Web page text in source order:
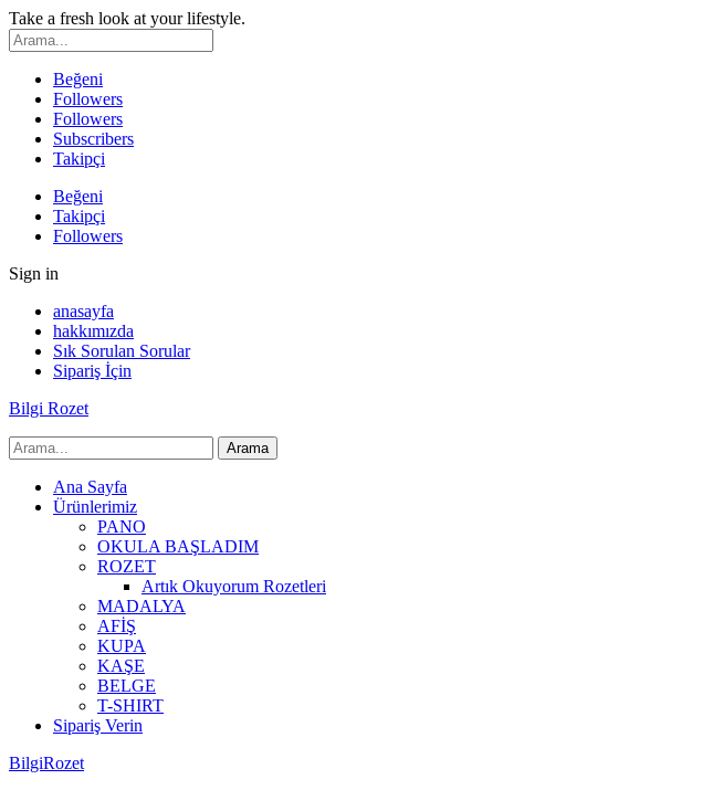
Take a fresh look at your lifestyle.
Beğeni
Followers
Followers
Subscribers
Takipçi
Beğeni
Takipçi
Followers
Sign in
anasayfa
hakkımızda
Sık Sorulan Sorular
Sipariş İçin
Bilgi Rozet
Ana Sayfa
Ürünlerimiz
PANO
OKULA BAŞLADIM
ROZET
Artık Okuyorum Rozetleri
MADALYA
AFİŞ
KUPA
KAŞE
BELGE
T-SHIRT
Sipariş Verin
BilgiRozet